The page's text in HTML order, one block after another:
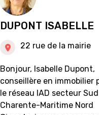
DUPONT ISABELLE
22 rue de la mairie
Bonjour, Isabelle Dupont,
conseillère en immobilier
le réseau IAD secteur Sud
Charente-Maritime Nord